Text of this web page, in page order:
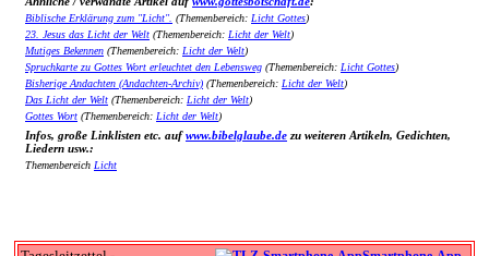
Biblische Erklärung zum "Licht". (Themenbereich: Licht Gottes)
23. Jesus das Licht der Welt (Themenbereich: Licht der Welt)
Mutiges Bekennen (Themenbereich: Licht der Welt)
Spruchkarte zu Gottes Wort erleuchtet den Lebensweg (Themenbereich: Licht Gottes)
Bisherige Andachten (Andachten-Archiv) (Themenbereich: Licht der Welt)
Das Licht der Welt (Themenbereich: Licht der Welt)
Gottes Wort (Themenbereich: Licht der Welt)
Infos, große Linklisten etc. aufwww.bibelglaube.de zu weiteren Artikeln, Gedichten,
Liedern usw.:
Themenbereich Licht